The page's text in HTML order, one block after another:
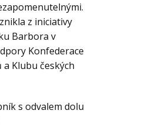
z iniciativy
Barbora v
Konfederace
Klubu českých
s odvalem dolu